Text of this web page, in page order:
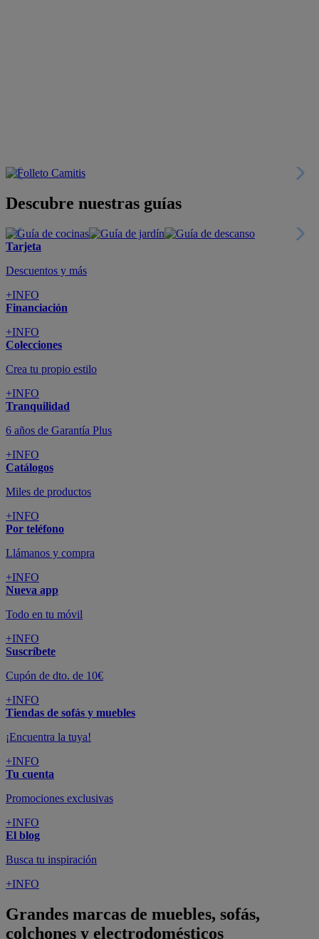
Descubre nuestras guías
Tarjeta
Descuentos y más
+INFO
Financiación
+INFO
Colecciones
Crea tu propio estilo
+INFO
Tranquilidad
6 años de Garantía Plus
+INFO
Catálogos
Miles de productos
+INFO
Por teléfono
Llámanos y compra
+INFO
Nueva app
Todo en tu móvil
+INFO
Suscríbete
Cupón de dto. de 10€
+INFO
Tiendas de sofás y muebles
¡Encuentra la tuya!
+INFO
Tu cuenta
Promociones exclusivas
+INFO
El blog
Busca tu inspiración
+INFO
Grandes marcas de muebles, sofás,
colchones y electrodomésticos